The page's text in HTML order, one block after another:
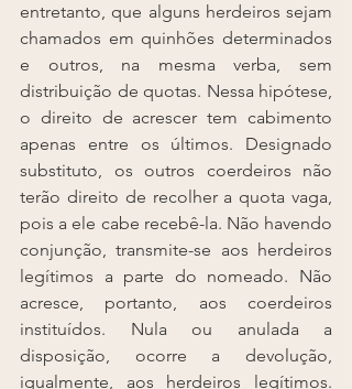
entretanto, que alguns herdeiros sejam
chamados em quinhões determinados
e outros, na mesma verba, sem
distribuição de quotas. Nessa hipótese,
o direito de acrescer tem cabimento
apenas entre os últimos. Designado
substituto, os outros coerdeiros não
terão direito de recolher a quota vaga,
pois a ele cabe recebê-la. Não havendo
conjunção, transmite-se aos herdeiros
legítimos a parte do nomeado. Não
acresce, portanto, aos coerdeiros
instituídos. Nula ou anulada a
disposição, ocorre a devolução,
igualmente, aos herdeiros legítimos.